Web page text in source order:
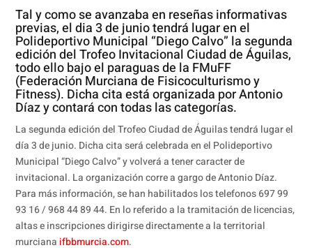
Tal y como se avanzaba en reseñas informativas
previas, el dia 3 de junio tendrá lugar en el
Polideportivo Municipal “Diego Calvo” la segunda
edición del Trofeo Invitacional Ciudad de Águilas,
todo ello bajo el paraguas de la FMuFF
(Federación Murciana de Fisicoculturismo y
Fitness). Dicha cita está organizada por Antonio
Díaz y contará con todas las categorías.
La segunda edición del Trofeo Ciudad de Águilas tendrá lugar el
día 3 de junio. Dicha cita será celebrada en el Polideportivo
Municipal “Diego Calvo” y volverá a tener caracter de
invitacional. La organización corre a gargo de Antonio Díaz.
Para más información, se han habilitados los telefonos 697 99
93 16 / 968 44 89 44. En lo referido a la tramitación de licencias,
altas e inscripciones dirigirse directamente a la territorial
murciana ifbbmurcia.com.